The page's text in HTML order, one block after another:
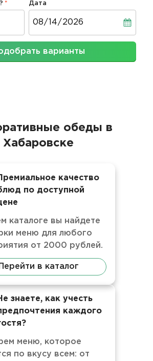
Дата
варианты
обеды в
Хабаровске
качество
по доступной
каталоге вы найдете
меню для любого
от 2000 рублей.
Перейти в каталог
знаете, как учесть
каждого
меню, которое
по вкусу всем: от